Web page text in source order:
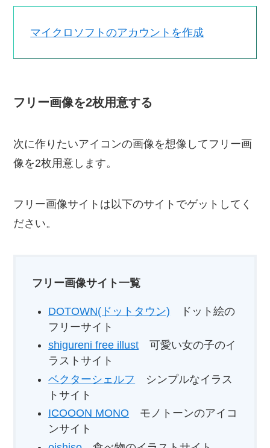
マイクロソフトのアカウントを作成
フリー画像を2枚用意する
次に作りたいアイコンの画像を想像してフリー画
像を2枚用意します。
フリー画像サイトは以下のサイトでゲットしてく
ださい。
フリー画像サイト一覧
DOTOWN(ドットタウン) ドット絵の
フリーサイト
shigureni free illust 可愛い女の子のイ
ラストサイト
ベクターシェルフ
シンプルなイラス
トサイト
ICOOON MONO モノトーンのアイコ
ンサイト